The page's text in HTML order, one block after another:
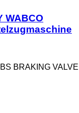
WABCO
BRAKING VALVE